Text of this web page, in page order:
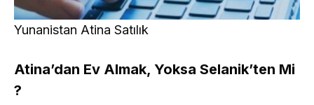
Yunanistan Atina Satılık
Atina’dan Ev Almak, Yoksa Selanik’ten Mi
?